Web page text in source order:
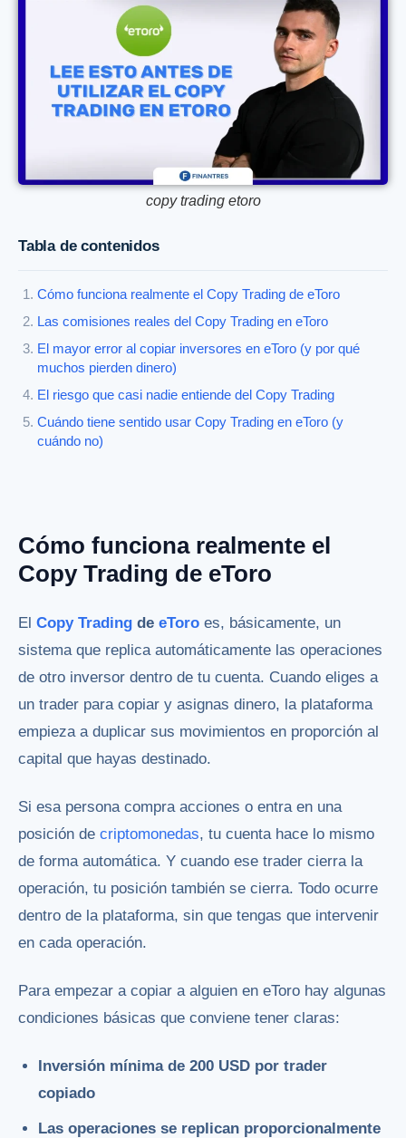
copy trading etoro
Tabla de contenidos
Cómo funciona realmente el Copy Trading de eToro
Las comisiones reales del Copy Trading en eToro
El mayor error al copiar inversores en eToro (y por qué
muchos pierden dinero)
El riesgo que casi nadie entiende del Copy Trading
Cuándo tiene sentido usar Copy Trading en eToro (y
cuándo no)
Cómo funciona realmente el
Copy Trading de eToro
El Copy Trading de eToro es, básicamente, un
sistema que replica automáticamente las operaciones
de otro inversor dentro de tu cuenta. Cuando eliges a
un trader para copiar y asignas dinero, la plataforma
empieza a duplicar sus movimientos en proporción al
capital que hayas destinado.
Si esa persona compra acciones o entra en una
posición de criptomonedas, tu cuenta hace lo mismo
de forma automática. Y cuando ese trader cierra la
operación, tu posición también se cierra. Todo ocurre
dentro de la plataforma, sin que tengas que intervenir
en cada operación.
Para empezar a copiar a alguien en eToro hay algunas
condiciones básicas que conviene tener claras:
Inversión mínima de 200 USD por trader
copiado
Las operaciones se replican proporcionalmente